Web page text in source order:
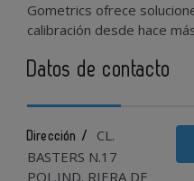
Gometrics ofrece
calibración desde hace
Datos de contacto
Dirección /
CL.
BASTERS N.17
POL.IND. RIERA DE